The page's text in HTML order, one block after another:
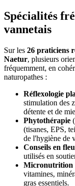
Spécialités
vannetais
Sur les 26 praticiens
Naetur, plusieurs
fréquemment, en
naturopathes :
Réflexologie
stimulation des
détente et de
Phytothérapie
(tisanes, EPS,
de l'hygiène de
Conseils en
utilisés en
Micronutrition
vitamines,
gras essentiels.